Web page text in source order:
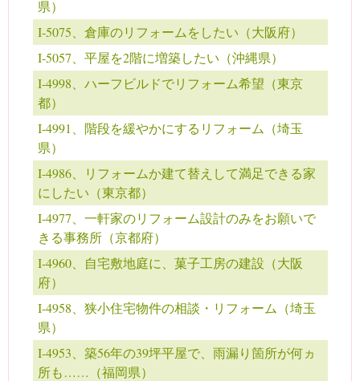
県）
I-5075、倉庫のリフォームをしたい（大阪府）
I-5057、平屋を2階に増築したい（沖縄県）
I-4998、ハーフビルドでリフォーム希望（東京
都）
I-4991、階段を緩やかにするリフォーム（埼玉
県）
I-4986、リフォームか建て替えして満足できる家
にしたい（東京都）
I-4977、一軒家のリフォーム設計のみをお願いで
きる事務所（京都府）
I-4960、自宅敷地庭に、菓子工房の建設（大阪
府）
I-4958、狭小住宅物件の相談・リフォーム（埼玉
県）
I-4953、築56年の39坪平屋で、雨漏り箇所が何ヵ
所も……（福岡県）